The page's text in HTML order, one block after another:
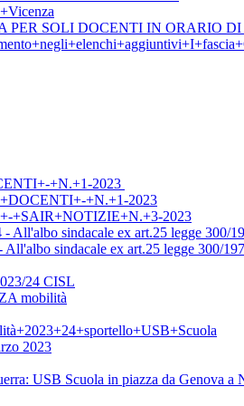
PER SOLI DOCENTI IN ORARIO
+N.+1-2023
+N.+1-2023
+SAIR+NOTIZIE+N.+3-2023
sindacale ex art.25 legge 300/
sindacale ex art.25 legge 300/
24 CISL
mobilità
2023
USB Scuola in piazza da Genova a